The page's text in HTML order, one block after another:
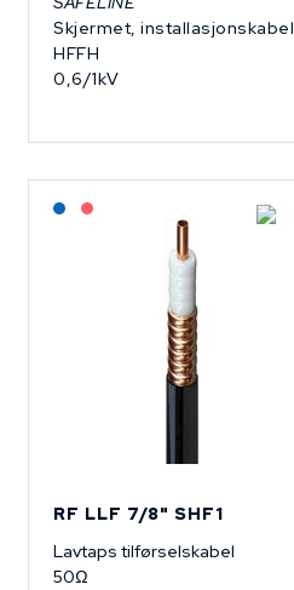
Skjermet, installasjonskabel
HFFH
0,6/1kV
Lagerført: NEK Kabel
RF LLF 7/8" SHF1
Lavtaps tilførselskabel
50Ω